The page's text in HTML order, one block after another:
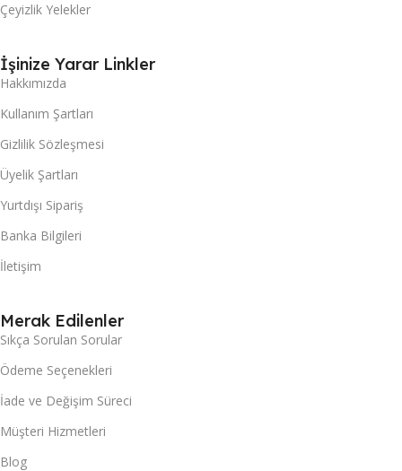
Çeyizlik Yelekler
İşinize Yarar Linkler
Hakkımızda
Kullanım Şartları
Gizlilik Sözleşmesi
Üyelik Şartları
Yurtdışı Sipariş
Banka Bilgileri
İletişim
Merak Edilenler
Sıkça Sorulan Sorular
Ödeme Seçenekleri
İade ve Değişim Süreci
Müşteri Hizmetleri
Blog